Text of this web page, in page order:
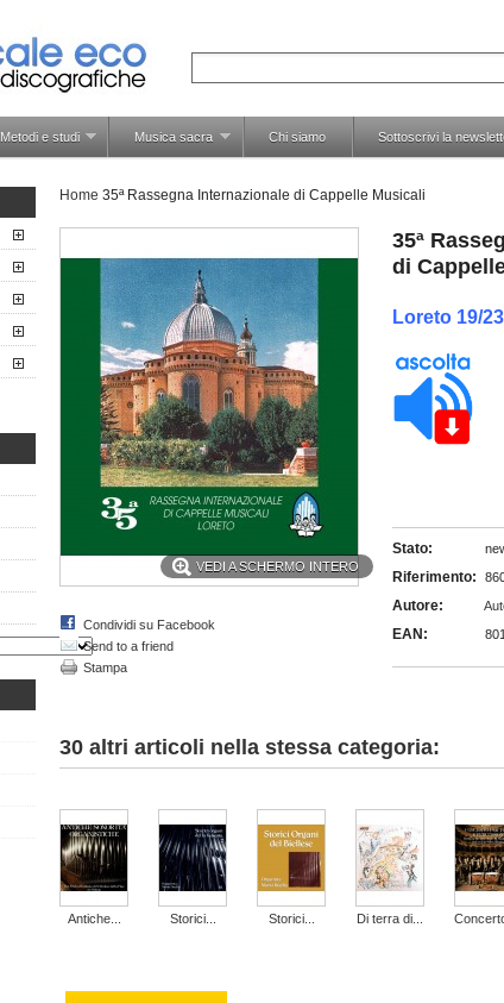
Metodi e studi Musica sacra Chi siamo Sottoscrivi la
Home 35ª Rassegna Internazionale di Cappelle Musicali
VEDI A SCHERMO INTERO
Condividi su Facebook
Send to a friend
Stampa
35ª
di
Loreto 19/
Stato:
Riferimento:
Autore:
EAN:
30 altri articoli nella stessa categoria:
Antiche... Storici... Storici... Di terra di...